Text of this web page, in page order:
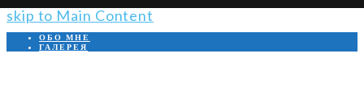
skip to Main Content
ОБО МНЕ
ГАЛЕРЕЯ
Open
Mobile
Menu